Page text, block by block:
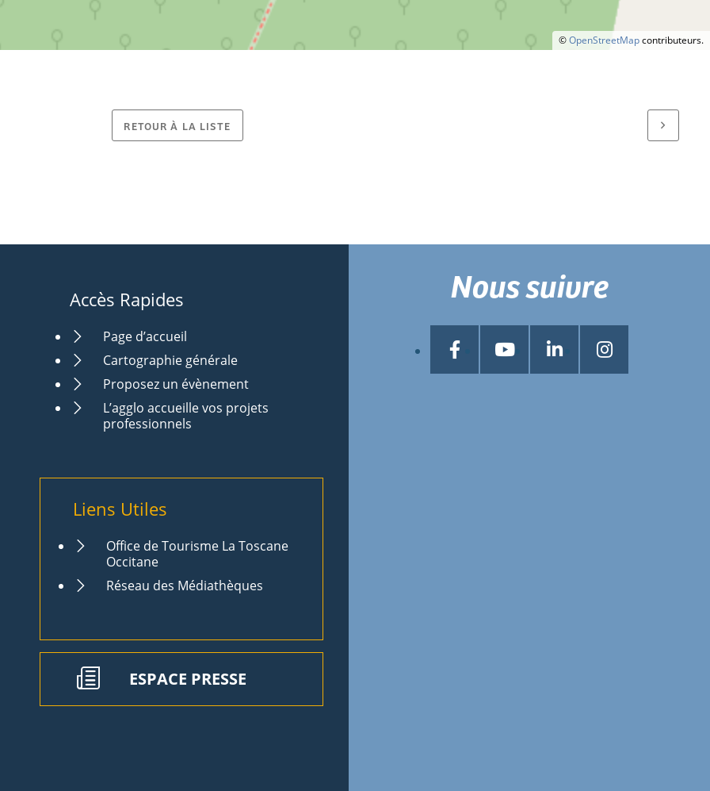
©OpenStreetMapcontributeurs.
RETOUR À LA LISTE
Accès Rapides
Page d’accueil
Cartographie générale
Proposez un évènement
L’agglo accueille vos projets
professionnels
Liens Utiles
Office de Tourisme La Toscane
Occitane
Réseau des Médiathèques
ESPACE PRESSE
Nous suivre